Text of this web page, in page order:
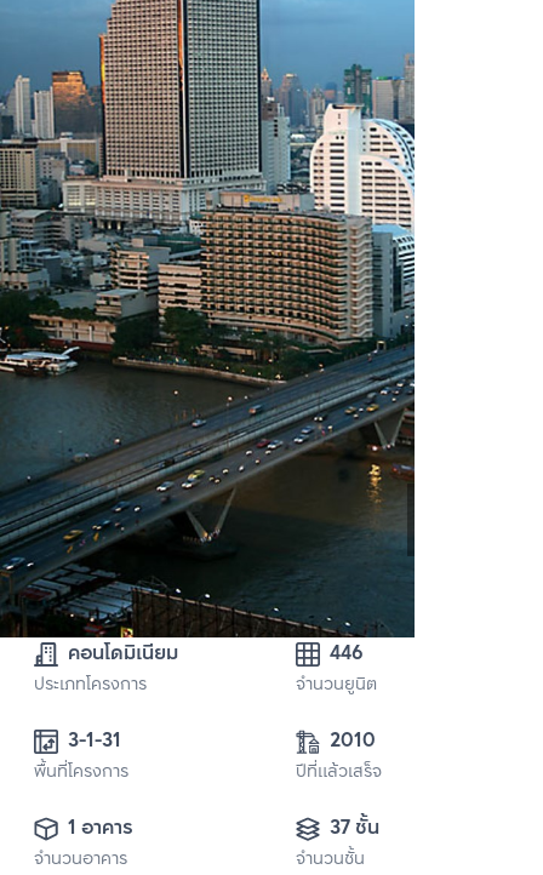
คอนโดมิเนียม
ประเภทโครงการ
446
จำนวนยูนิต
พื้นที่โครงการ
2010
ปีที่แล้วเสร็จ
1 อาคาร
จำนวนอาคาร
37 ชั้น
จำนวนชั้น